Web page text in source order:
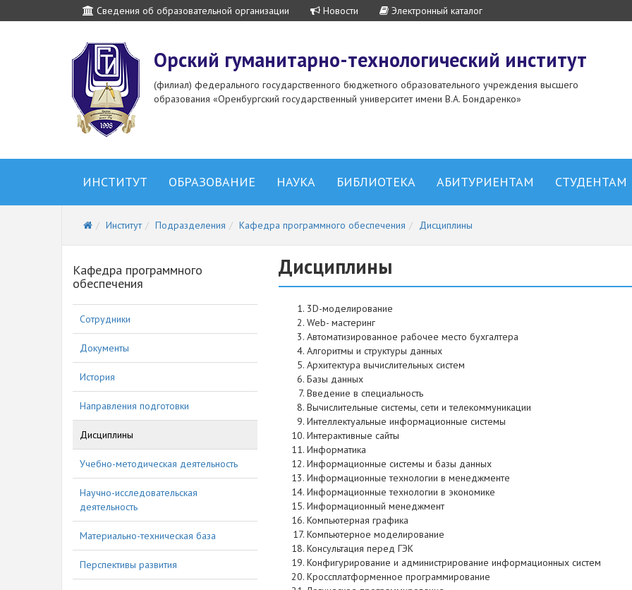
Сведения об образовательной организации Новости Электронный каталог
Орский гуманитарно-технологический институт
(филиал) федерального государственного бюджетного образовательного учреждения высшего
образования «Оренбургский государственный университет имени В.А. Бондаренко»
ИНСТИТУТ ОБРАЗОВАНИЕ НАУКА БИБЛИОТЕКА АБИТУРИЕНТАМ СТУДЕНТАМ
Институт Подразделения Кафедра программного обеспечения Дисциплины
Кафедра программного
обеспечения
Сотрудники
Документы
История
Направления подготовки
Дисциплины
Учебно-методическая деятельность
Научно-исследовательская
деятельность
Материально-техническая база
Перспективы развития
Дисциплины
3D-моделирование
Web- мастеринг
Автоматизированное рабочее место бухгалтера
Алгоритмы и структуры данных
Архитектура вычислительных систем
Базы данных
Введение в специальность
Вычислительные системы, сети и телекоммуникации
Интеллектуальные информационные системы
Интерактивные сайты
Информатика
Информационные системы и базы данных
Информационные технологии в менеджменте
Информационные технологии в экономике
Информационный менеджмент
Компьютерная графика
Компьютерное моделирование
Консультация перед ГЭК
Конфигурирование и администрирование информационных систем
Кроссплатформенное программирование